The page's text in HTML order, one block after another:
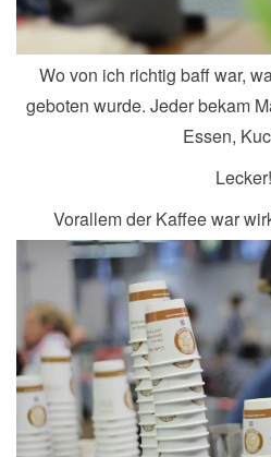
Wo von ich richtig baff war,
geboten wurde. Jeder bekam
Essen,
Lecker!
Vorallem der Kaffee war